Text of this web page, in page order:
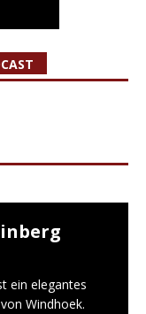
ein elegantes
Windhoek.